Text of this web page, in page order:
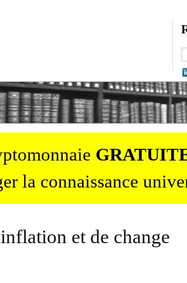
la connaissance
et de change